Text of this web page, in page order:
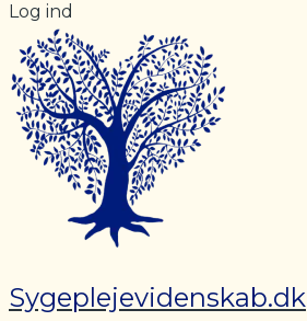
Log ind
Sygeplejevidenskab.dk